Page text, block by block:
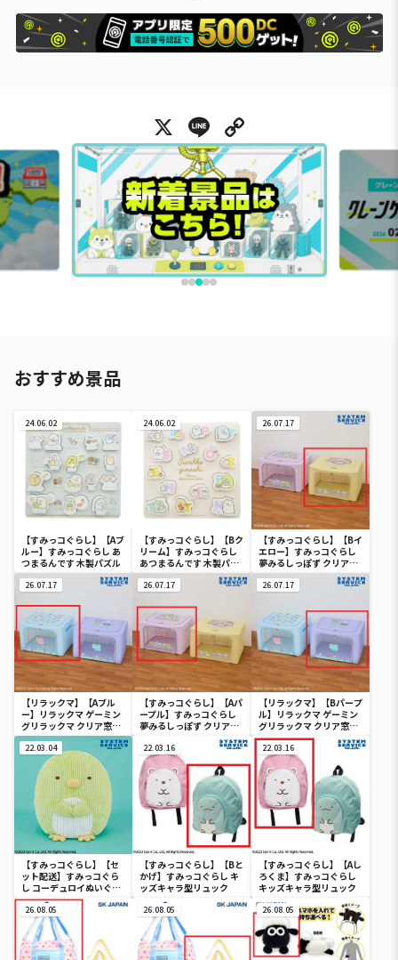
X Line
おすすめ景品
24.06.02
【すみっコぐらし】【Aブ
ルー】すみっコぐらし あ
つまるんです 木製パズル
24.06.02
【すみっコぐらし】【Bク
リーム】すみっコぐらし
あつまるんです 木製パズ
ル
26.07.17
【すみっコぐらし】【Bイ
エロー】すみっコぐらし
夢みるしっぽず クリア窓
付き収納ボックス
26.07.17
【リラックマ】【Aブル
ー】リラックマ ゲーミン
グリラックマ クリア窓付
き収納ボックス
26.07.17
【すみっコぐらし】【Aパ
ープル】すみっコぐらし
夢みるしっぽず クリア窓
26.07.17
【リラックマ】【Bパープ
ル】リラックマ ゲーミン
グリラックマ クリア窓付
き収納ボックス
22.03.04
【すみっコぐらし】【セ
ット配送】すみっコぐら
し コーデュロイぬいぐる
みXL プレミアム ぺんぎ
ん？
22.03.16
【すみっコぐらし】【Bと
かげ】すみっコぐらし キ
ッズキャラ型リュック
22.03.16
【すみっコぐらし】【Aし
ろくま】すみっコぐらし
キッズキャラ型リュック
26.08.05 26.08.05 26.08.05